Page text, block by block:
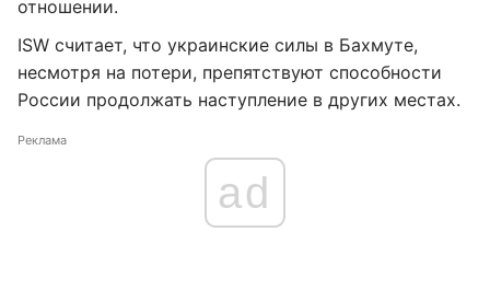
отношении.
ISW считает, что украинские силы в Бахмуте,
несмотря на потери, препятствуют способности
России продолжать наступление в других местах.
Реклама
ad